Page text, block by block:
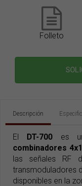
Folleto
Descripción
El DT-700 es
combinadores 4x1
las señales RF
transmoduladores
disponibles en la